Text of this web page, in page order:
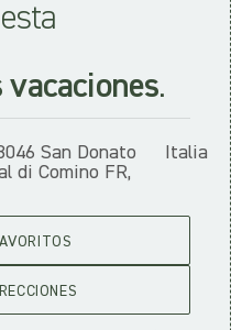
vacaciones.
San Donato
di Comino FR,
Italia